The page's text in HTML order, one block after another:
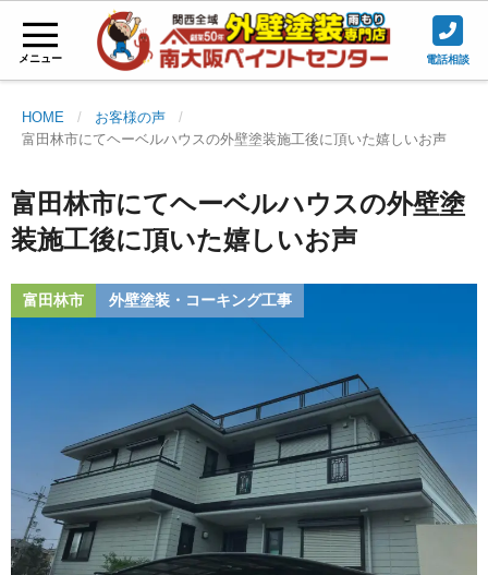
メニュー 電話相談
HOME
お客様の声
富田林市にてヘーベルハウスの外壁塗装施工後に頂いた嬉しいお声
富田林市にてヘーベルハウスの外壁塗
装施工後に頂いた嬉しいお声
富田林市 外壁塗装・コーキング工事